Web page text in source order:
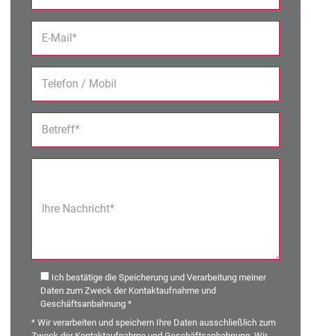
E-Mail*
Telefon / Mobil
Betreff*
Ihre Nachricht*
Ich bestätige die Speicherung und Verarbeitung meiner
Daten zum Zweck der Kontaktaufnahme und
Geschäftsanbahnung *
* Wir verarbeiten und speichern Ihre Daten ausschließlich zum